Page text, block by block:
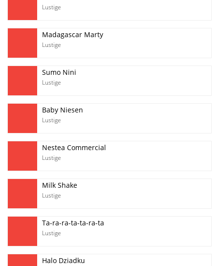
Lustige
Madagascar Marty
Lustige
Sumo Nini
Lustige
Baby Niesen
Lustige
Nestea Commercial
Lustige
Milk Shake
Lustige
Ta-ra-ra-ta-ta-ra-ta
Lustige
Halo Dziadku